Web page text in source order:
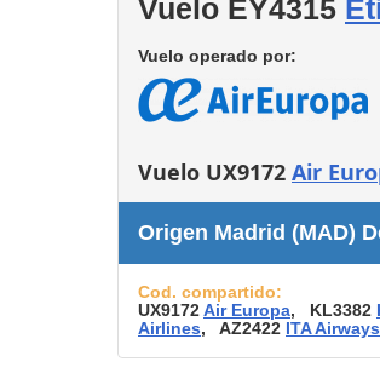
Vuelo EY4315
Vuelo operado por:
Vuelo UX9172 Air
Origen Madrid (MAD)
Cod. compartido:
UX9172Air Europa, KL3382
Airlines, AZ2422 ITA Airways